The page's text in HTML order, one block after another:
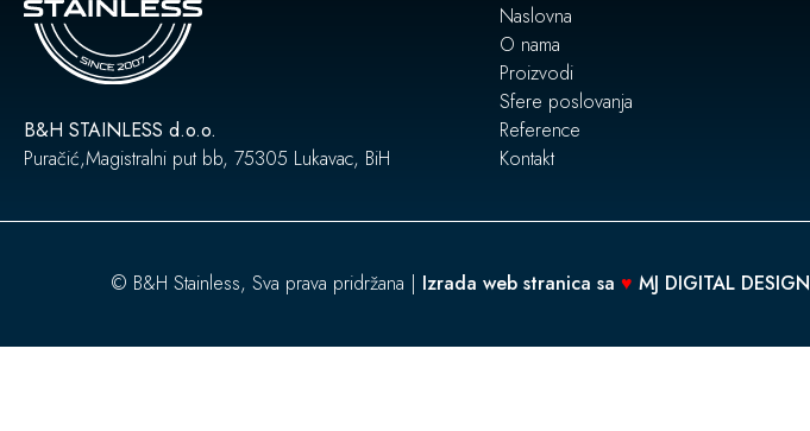
B&H STAINLESS d.o.o.
Puračić,Magistralni put bb, 75305 Lukavac, BiH
Naslovna
O nama
Proizvodi
Sfere poslovanja
Reference
Kontakt
© B&H Stainless, Sva prava pridržana | Izrada web stranica sa ♥ MJ DIGITAL DESIGN